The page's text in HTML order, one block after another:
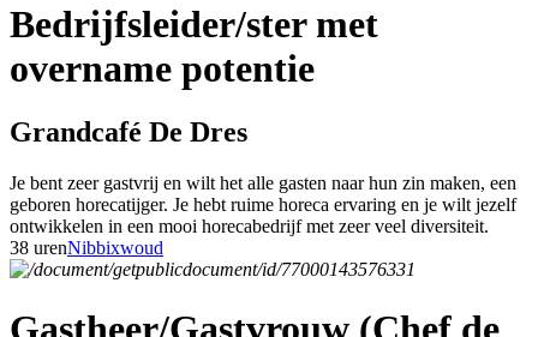
Bedrijfsleider/ster met
overname potentie
Grandcafé De Dres
Je bent zeer gastvrij en wilt het alle gasten naar hun zin maken, een
geboren horecatijger. Je hebt ruime horeca ervaring en je wilt jezelf
ontwikkelen in een mooi horecabedrijf met zeer veel diversiteit.
38 urenNibbixwoud
Gastheer/Gastvrouw (Chef de